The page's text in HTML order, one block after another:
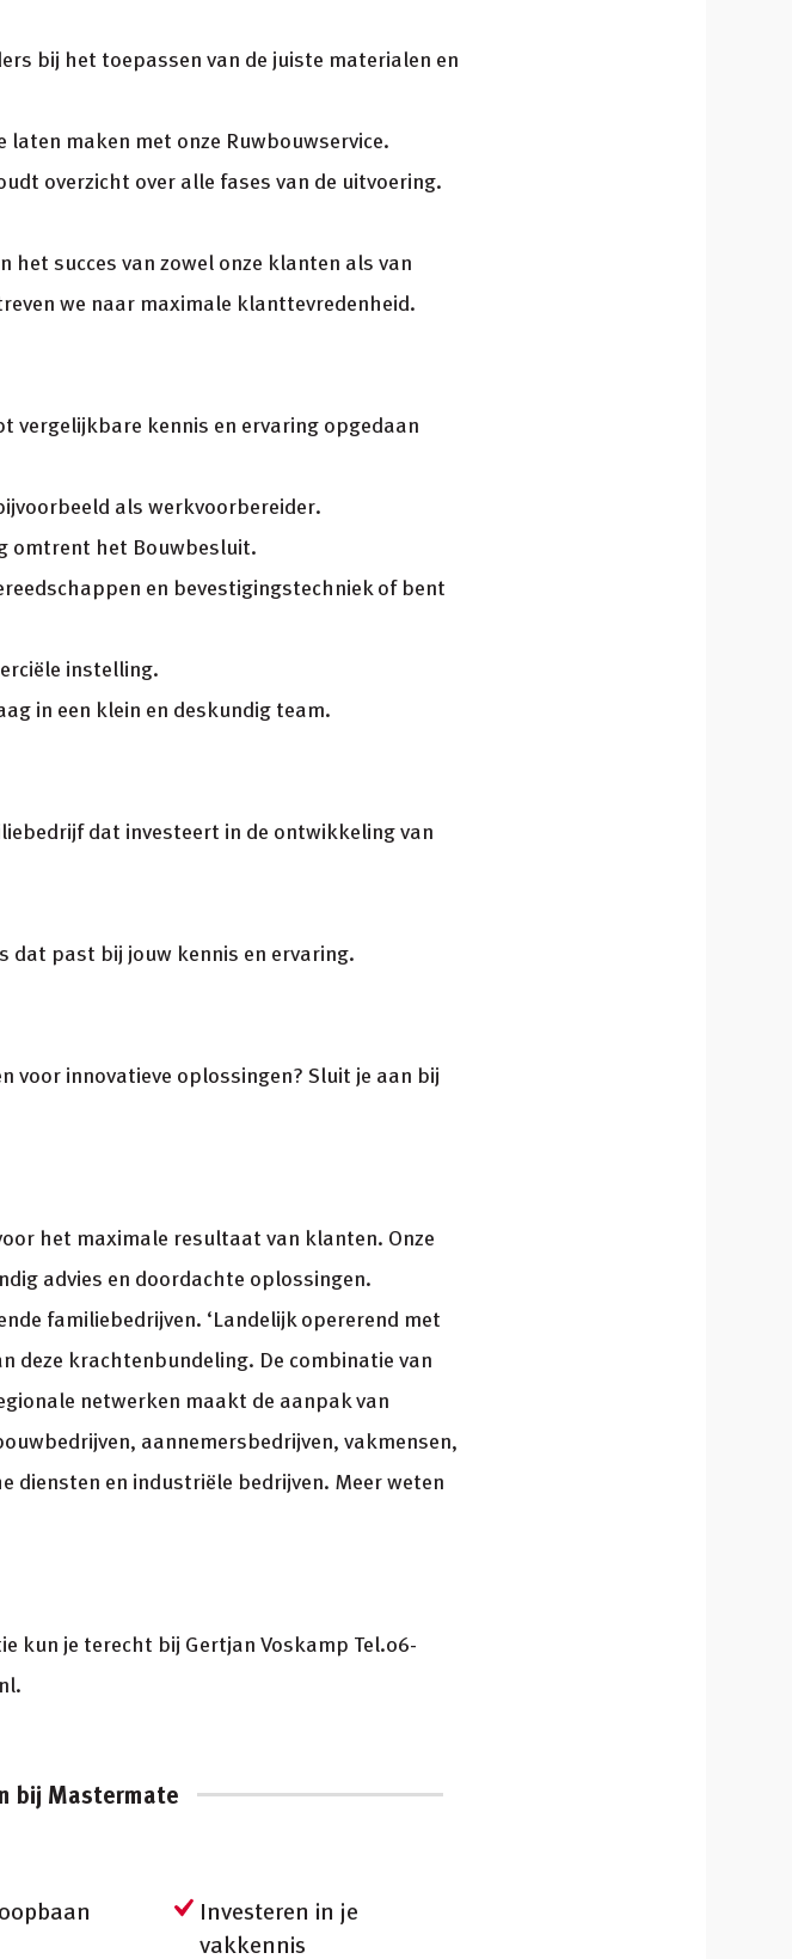
bij het toepassen van de juiste materialen en
maken met onze Ruwbouwservice.
overzicht over alle fases van de uitvoering.
succes van zowel onze klanten als van
we naar maximale klanttevredenheid.
vergelijkbare kennis en ervaring opgedaan
als werkvoorbereider.
omtrent het Bouwbesluit.
en bevestigingstechniek of bent
instelling.
in een klein en deskundig team.
dat investeert in de ontwikkeling van
dat past bij jouw kennis en ervaring.
voor innovatieve oplossingen? Sluit je aan bij
het maximale resultaat van klanten. Onze
advies en doordachte oplossingen.
familiebedrijven. ‘Landelijk opererend met
deze krachtenbundeling. De combinatie van
netwerken maakt de aanpak van
aannemersbedrijven, vakmensen,
en industriële bedrijven. Meer weten
kun je terecht bij Gertjan Voskamp Tel.06-
bij Mastermate
Investeren in je
vakkennis